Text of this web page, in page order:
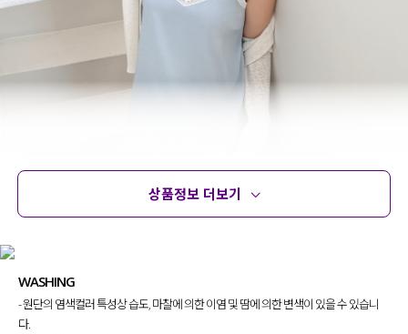
사계절 내내 활용할 수 있는
상품정보 더보기
WASHING
- 원단의 염색컬러 특성상 습도, 마찰에 의한 이염 및 땀에 의한 변색이 있을 수 있습니
다.